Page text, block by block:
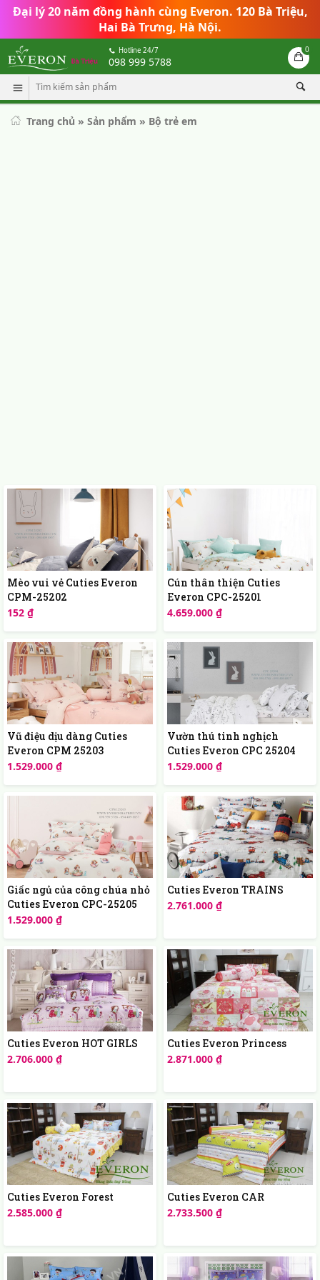
Đại lý 20 năm đồng hành cùng Everon. 120 Bà Triệu,
Hai Bà Trưng, Hà Nội.
Hotline 24/7
098 999 5788
0
Trang chủ » Sản phẩm » Bộ trẻ em
Mèo vui vẻ Cuties Everon
CPM-25202
152 ₫
Cún thân thiện Cuties
Everon CPC-25201
4.659.000 ₫
Vũ điệu dịu dàng Cuties
Everon CPM 25203
1.529.000 ₫
Vườn thú tinh nghịch
Cuties Everon CPC 25204
1.529.000 ₫
Giấc ngủ của công chúa nhỏ
Cuties Everon CPC-25205
1.529.000 ₫
Cuties Everon TRAINS
2.761.000 ₫
Cuties Everon HOT GIRLS
2.706.000 ₫
Cuties Everon Princess
2.871.000 ₫
Cuties Everon Forest
2.585.000 ₫
Cuties Everon CAR
2.733.500 ₫